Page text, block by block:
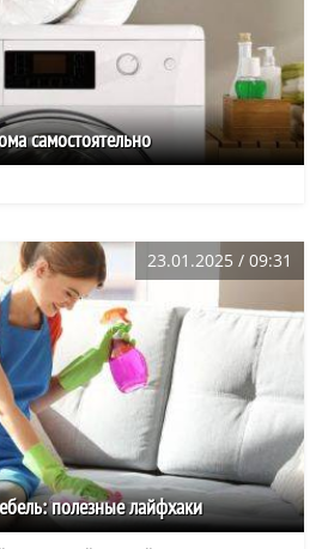
самостоятельно
23.01.2025 / 09:31
полезные лайфхаки